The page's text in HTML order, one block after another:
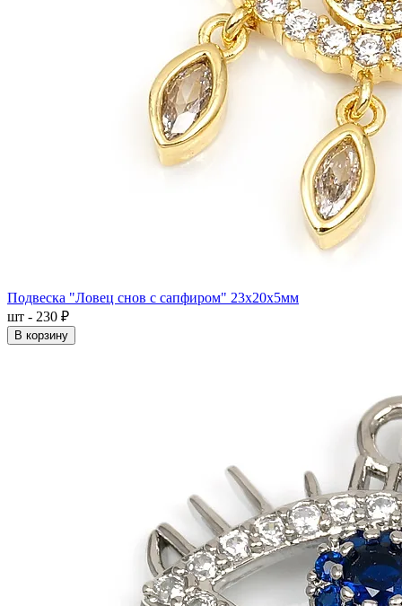
Подвеска "Ловец снов с сапфиром" 23x20x5мм
шт - 230 ₽
В корзину